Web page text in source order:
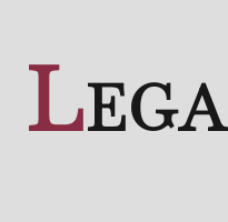
L